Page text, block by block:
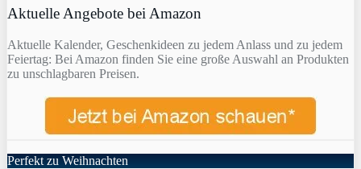
Aktuelle Angebote bei Amazon
Aktuelle Kalender, Geschenkideen zu jedem Anlass und zu jedem
Feiertag: Bei Amazon finden Sie eine große Auswahl an Produkten
zu unschlagbaren Preisen.
Perfekt zu Weihnachten